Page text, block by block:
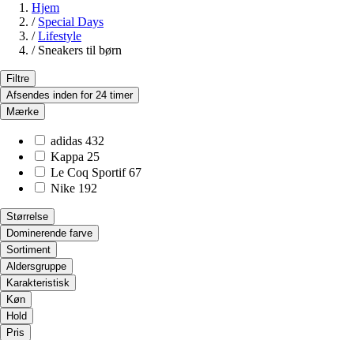
Hjem
/ Special Days
/ Lifestyle
/ Sneakers til børn
Filtre
Afsendes inden for 24 timer
Mærke
adidas 432
Kappa 25
Le Coq Sportif 67
Nike 192
Størrelse
Dominerende farve
Sortiment
Aldersgruppe
Karakteristisk
Køn
Hold
Pris